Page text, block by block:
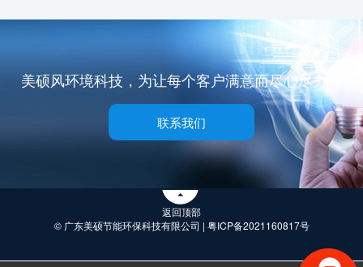
题：1、塑胶厂在生产过程中设
备会散发很大热量、导致车间
高温闷热的主要原因。2、高温
天气时室内塑胶味刺鼻难闻、
如果不及时通风对人体会产生
不良影响。3、车间工作环境
差、导致员工流动性大、大大
增加了企业的人力成本。
美硕风环境科技，为让每个客户满意而尽心尽力！
联系我们
返回顶部
© 广东美硕节能环保科技有限公司 | 粤ICP备2021160817号